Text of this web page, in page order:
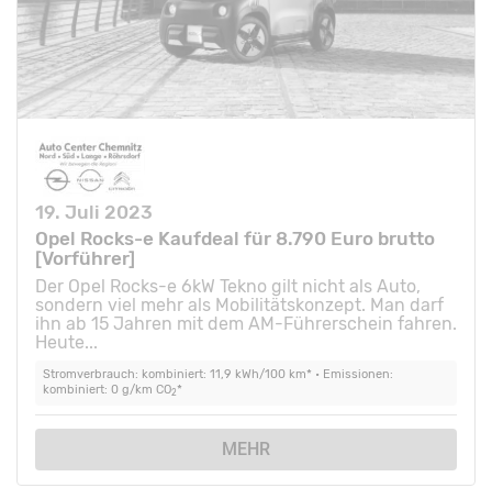
19. Juli 2023
Opel Rocks-e Kaufdeal für 8.790 Euro brutto
[Vorführer]
Der Opel Rocks-e 6kW Tekno gilt nicht als Auto,
sondern viel mehr als Mobilitätskonzept. Man darf
ihn ab 15 Jahren mit dem AM-Führerschein fahren.
Heute...
Stromverbrauch: kombiniert: 11,9 kWh/100 km* • Emissionen:
kombiniert: 0 g/km CO2*
MEHR